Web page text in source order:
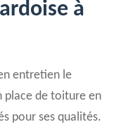
à
entretien le
place de toiture en
pour ses qualités.